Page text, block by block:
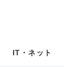
IT・ネット